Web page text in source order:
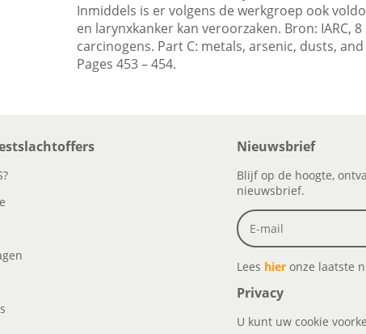
Inmiddels is er volgens de werkgroep ook
en larynxkanker kan veroorzaken. Bron: IARC,
carcinogens. Part C: metals, arsenic, dusts,
Pages 453 – 454.
Nieuwsbrief
Blijf op de hoogte,
nieuwsbrief.
Lees hier onze laatste
Privacy
U kunt uw cookie